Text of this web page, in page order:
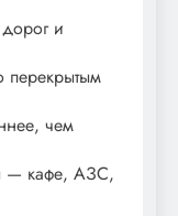
и
перекрытым
чем
— кафе, АЗС,